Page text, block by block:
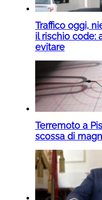
Traffico oggi,
il rischio code:
evitare
Terremoto a
scossa di